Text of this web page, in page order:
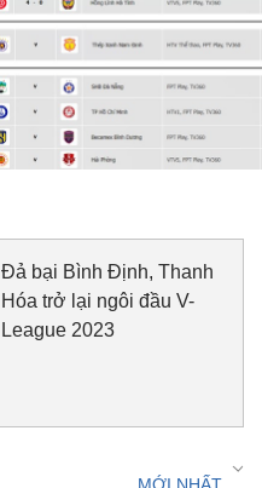
Đả bại Bình Định, Thanh
Hóa trở lại ngôi đầu V-
League 2023